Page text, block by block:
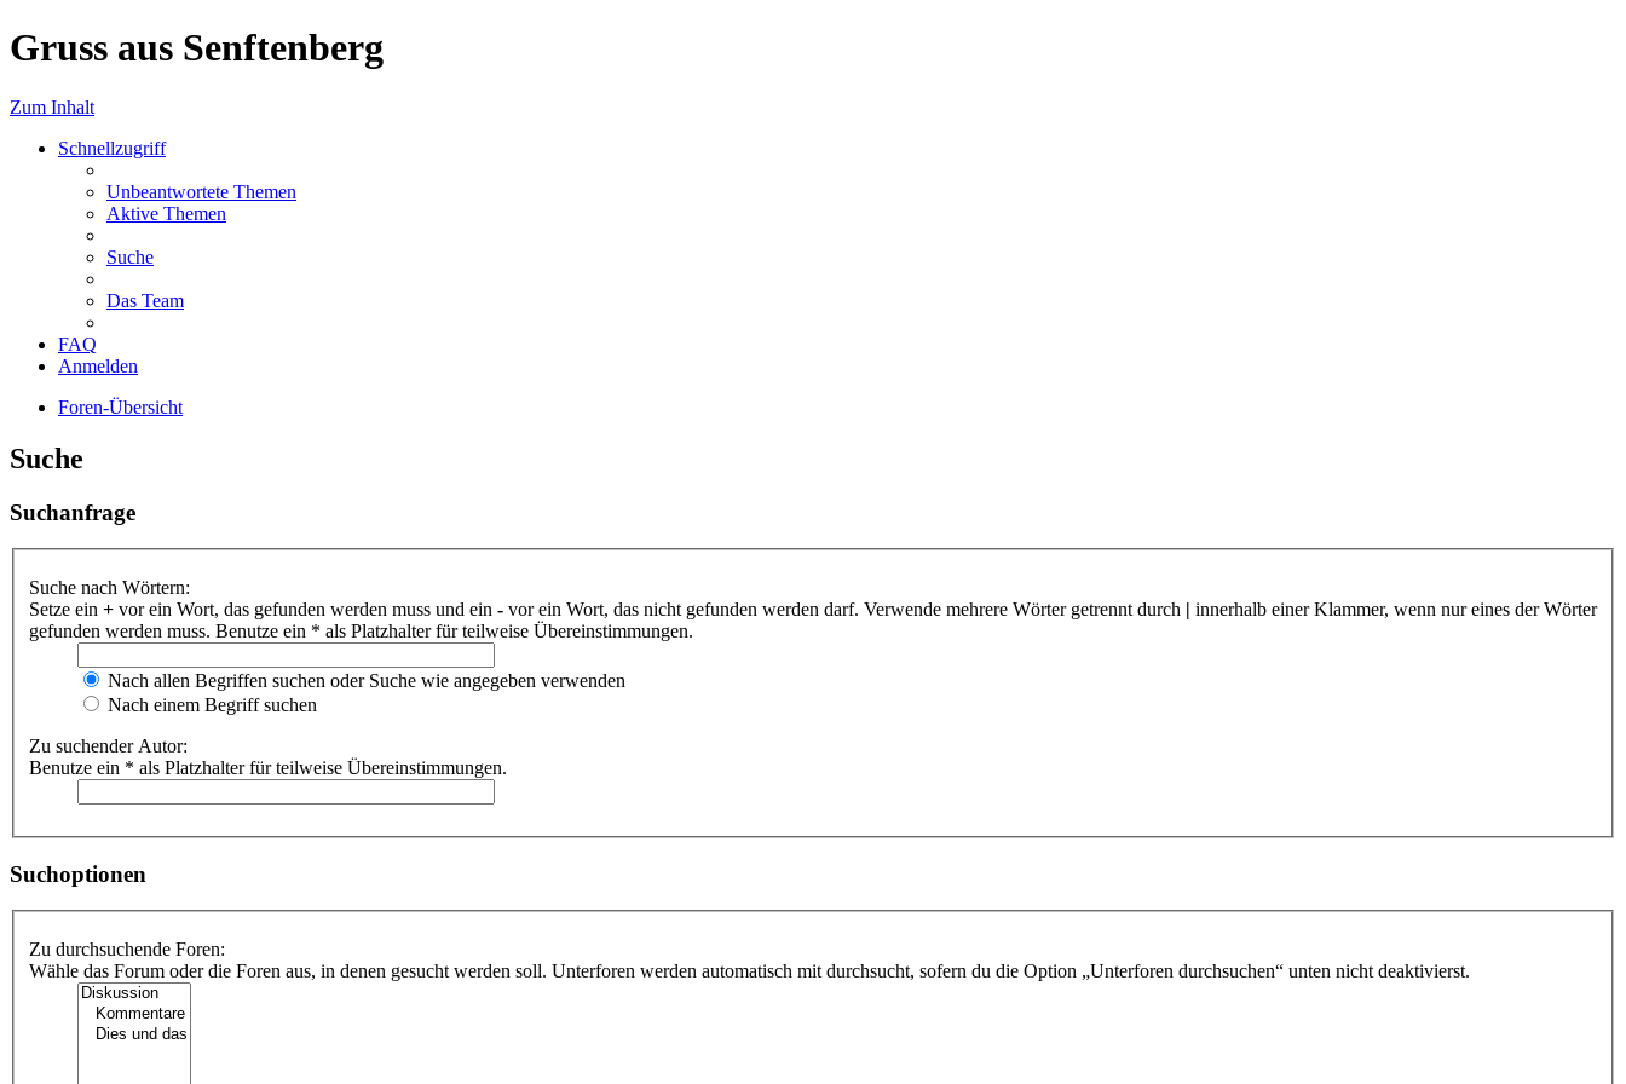
Gruss aus Senftenberg
Zum Inhalt
Schnellzugriff
Unbeantwortete Themen
Aktive Themen
Suche
Das Team
FAQ
Anmelden
Foren-Übersicht
Suche
Suchanfrage
Suche nach Wörtern:
Setze ein + vor ein Wort, das gefunden werden muss und ein - vor ein Wort, das nicht gefunden werden darf. Verwende mehrere Wörter getrennt durch | innerhalb einer Klammer, wenn nur eines der Wörter
gefunden werden muss. Benutze ein * als Platzhalter für teilweise Übereinstimmungen.
Nach allen Begriffen suchen oder Suche wie angegeben verwenden
Nach einem Begriff suchen
Zu suchender Autor:
Benutze ein * als Platzhalter für teilweise Übereinstimmungen.
Suchoptionen
Zu durchsuchende Foren:
Wähle das Forum oder die Foren aus, in denen gesucht werden soll. Unterforen werden automatisch mit durchsucht, sofern du die Option „Unterforen durchsuchen“ unten nicht deaktivierst.